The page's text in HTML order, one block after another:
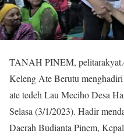
TANAH PINEM,
Keleng Ate Berutu
ate tedeh Lau Meciho Desa
Selasa (3/1/2023). Hadir
Daerah Budianta Pinem,